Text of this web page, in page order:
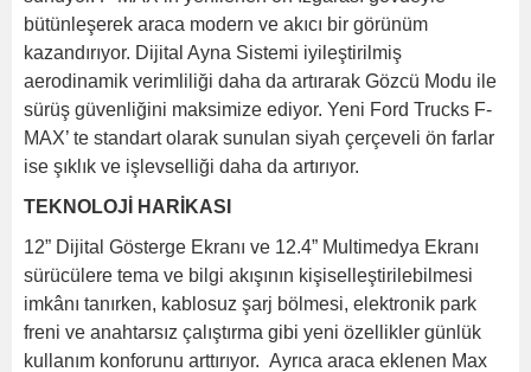
bütünleşerek araca modern ve akıcı bir görünüm
kazandırıyor. Dijital Ayna Sistemi iyileştirilmiş
aerodinamik verimliliği daha da artırarak Gözcü Modu ile
sürüş güvenliğini maksimize ediyor. Yeni Ford Trucks F-
MAX’ te standart olarak sunulan siyah çerçeveli ön farlar
ise şıklık ve işlevselliği daha da artırıyor.
TEKNOLOJİ HARİKASI
12” Dijital Gösterge Ekranı ve 12.4” Multimedya Ekranı
sürücülere tema ve bilgi akışının kişiselleştirilebilmesi
imkânı tanırken, kablosuz şarj bölmesi, elektronik park
freni ve anahtarsız çalıştırma gibi yeni özellikler günlük
kullanım konforunu arttırıyor. Ayrıca araca eklenen Max